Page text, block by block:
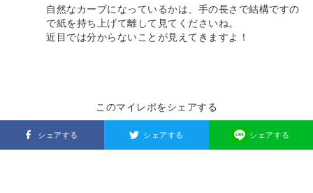
自然なカーブになっているかは、手の長さで結構ですの
で紙を持ち上げて離して見てくださいね。
近目では分からないことが見えてきますよ！
このマイレポをシェアする
シェアする シェアする シェアする